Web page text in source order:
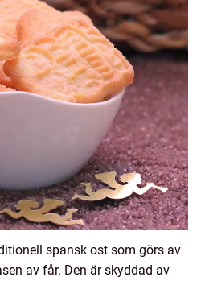
spansk ost som görs av
av får. Den är skyddad av